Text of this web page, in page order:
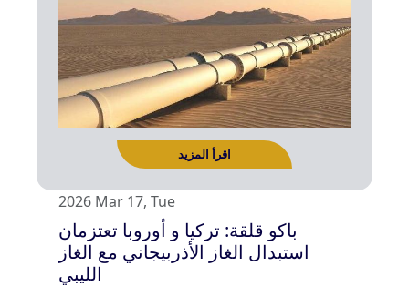
2026 Mar 17, Tue
باكو قلقة: تركيا و أوروبا تعتزمان
استبدال الغاز الأذربيجاني مع الغاز
الليبي